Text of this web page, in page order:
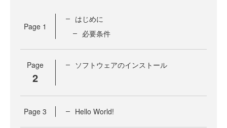
Page 1
はじめに
必要条件
Page
2
ソフトウェアのインストール
Page 3 Hello World!